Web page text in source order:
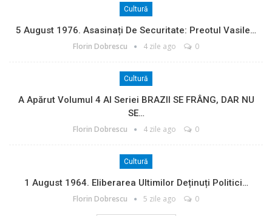
Cultură
5 August 1976. Asasinați De Securitate: Preotul Vasile…
Florin Dobrescu 4 zile ago 0
Cultură
A Apărut Volumul 4 Al Seriei BRAZII SE FRÂNG, DAR NU
SE…
Florin Dobrescu 4 zile ago 0
Cultură
1 August 1964. Eliberarea Ultimilor Deținuți Politici…
Florin Dobrescu 5 zile ago 0